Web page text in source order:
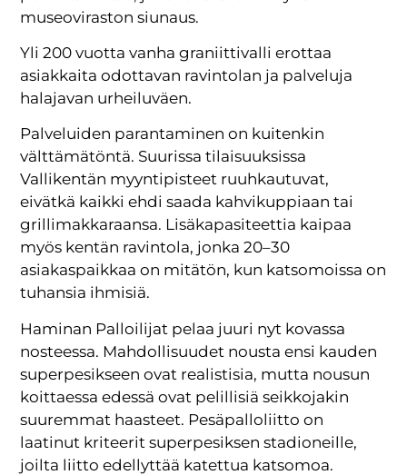
museoviraston siunaus.
Yli 200 vuotta vanha graniittivalli erottaa
asiakkaita odottavan ravintolan ja palveluja
halajavan urheiluväen.
Palveluiden parantaminen on kuitenkin
välttämätöntä. Suurissa tilaisuuksissa
Vallikentän myyntipisteet ruuhkautuvat,
eivätkä kaikki ehdi saada kahvikuppiaan tai
grillimakkaraansa. Lisäkapasiteettia kaipaa
myös kentän ravintola, jonka 20–30
asiakaspaikkaa on mitätön, kun katsomoissa on
tuhansia ihmisiä.
Haminan Palloilijat pelaa juuri nyt kovassa
nosteessa. Mahdollisuudet nousta ensi kauden
superpesikseen ovat realistisia, mutta nousun
koittaessa edessä ovat pelillisiä seikkojakin
suuremmat haasteet. Pesäpalloliitto on
laatinut kriteerit superpesiksen stadioneille,
joilta liitto edellyttää katettua katsomoa.